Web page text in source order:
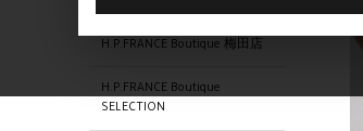
H.P.FRANCE Boutique 梅田店
H.P.FRANCE Boutique
SELECTION